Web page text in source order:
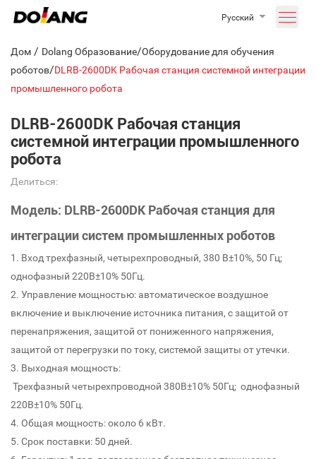
Русский
Дом / Dolang Образование/Оборудование для обучения
роботов/DLRB-2600DK Рабочая станция системной интеграции
промышленного робота
DLRB-2600DK Рабочая станция
системной интеграции промышленного
робота
Делиться:
Модель: DLRB-2600DK Рабочая станция для
интеграции систем промышленных роботов
1. Вход трехфазный, четырехпроводный, 380 В±10%, 50 Гц;
однофазный 220В±10% 50Гц.
2. Управление мощностью: автоматическое воздушное
включение и выключение источника питания, с защитой от
перенапряжения, защитой от пониженного напряжения,
защитой от перегрузки по току, системой защиты от утечки.
3. Выходная мощность:
Трехфазный четырехпроводной 380В±10% 50Гц; однофазный
220В±10% 50Гц.
4. Общая мощность: около 6 кВт.
5. Срок поставки: 50 дней.